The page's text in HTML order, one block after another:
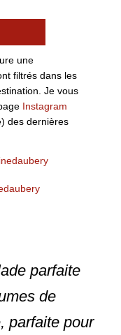
une
filtrés dans les
Je vous
Instagram
des dernières
parfaite
de
parfaite pour